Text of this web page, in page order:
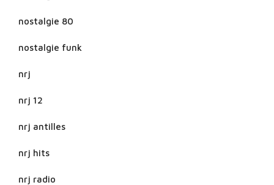
nostalgie 80
nostalgie funk
nrj
nrj 12
nrj antilles
nrj hits
nrj radio